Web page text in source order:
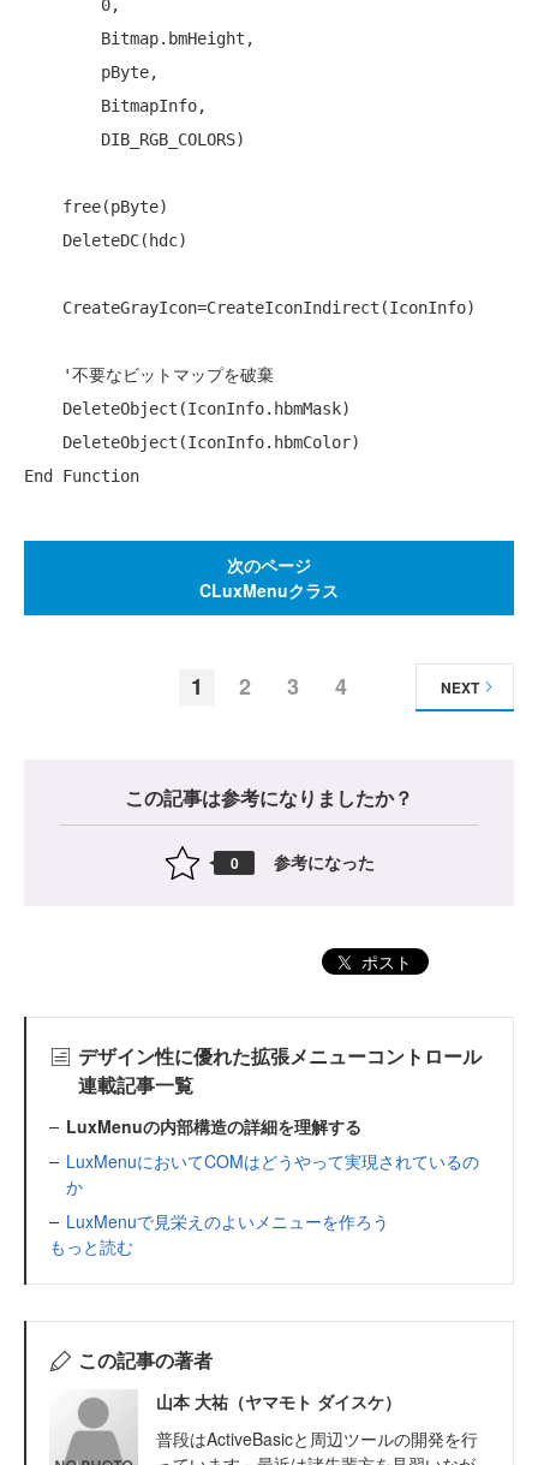
'不要なビットマップを破棄
End
Function
次のページ
CLuxMenuクラス
1 2 3 4 NEXT
この記事は参考になりましたか？
0 参考になった
ポスト
デザイン性に優れた拡張メニューコントロール
連載記事一覧
LuxMenuの内部構造の詳細を理解する
LuxMenuにおいてCOMはどうやって実現されているの
か
LuxMenuで見栄えのよいメニューを作ろう
もっと読む
この記事の著者
山本 大祐（ヤマモト ダイスケ）
普段はActiveBasicと周辺ツールの開発を行